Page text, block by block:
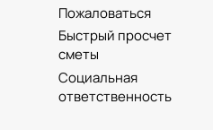
Пожаловаться
Быстрый просчет
сметы
Социальная
ответственность